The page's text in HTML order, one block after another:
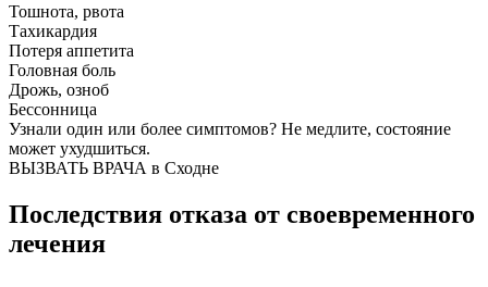
Тошнота, рвота
Тахикардия
Потеря аппетита
Головная боль
Дрожь, озноб
Бессонница
Узнали один или более симптомов? Не медлите, состояние
может ухудшиться.
ВЫЗВАТЬ ВРАЧА в Сходне
Последствия отказа от своевременного
лечения